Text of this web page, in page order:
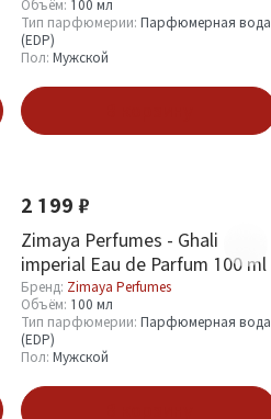
Объём: 100 мл
Тип парфюмерии: Парфюмерная вода
(EDP)
Пол: Мужской
2 199 ₽
Zimaya Perfumes - Ghali
imperial Eau de Parfum 100 ml
Бренд: Zimaya Perfumes
Объём: 100 мл
Тип парфюмерии: Парфюмерная вода
(EDP)
Пол: Мужской